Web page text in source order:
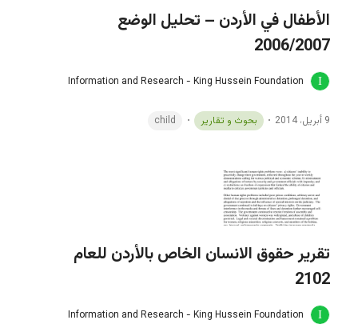
الأطفال في الأردن – تحليل الوضع
2006/2007
Information and Research - King Hussein Foundation
9 أبريل، 2014 بحوث و تقارير child
تقرير حقوق الانسان الخاص بالأردن للعام
2102
Information and Research - King Hussein Foundation